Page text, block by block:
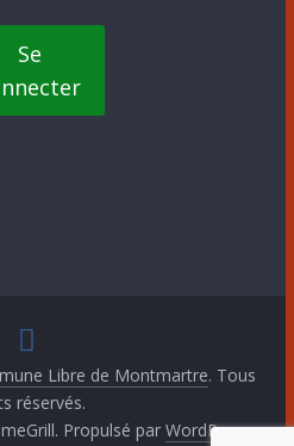
Se
Libre de Montmartre. Tous
réservés.
Propulsé par WordPress.